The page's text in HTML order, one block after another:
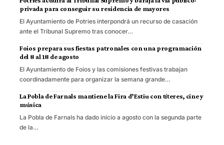
privada para conseguir su residencia de mayores
El Ayuntamiento de Potries interpondrá un recurso de casación
ante el Tribunal Supremo tras conocer…
Foios prepara sus fiestas patronales con una programación
del 8 al 18 de agosto
El Ayuntamiento de Foios y las comisiones festivas trabajan
coordinadamente para organizar la semana grande…
La Pobla de Farnals mantiene la Fira d’Estiu con títeres, cine y
música
La Pobla de Farnals ha dado inicio a agosto con la segunda parte
de la…